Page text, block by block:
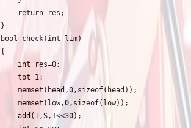
    return res;
}
bool check(int lim)
{